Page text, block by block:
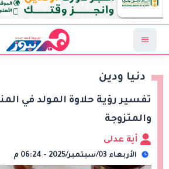
دنيا ودين
تفسير رؤية حلاوة المولد في
والمتزوجة
أية عدلى
الأربعاء 03/سبتمبر/2025 - 06:24 م